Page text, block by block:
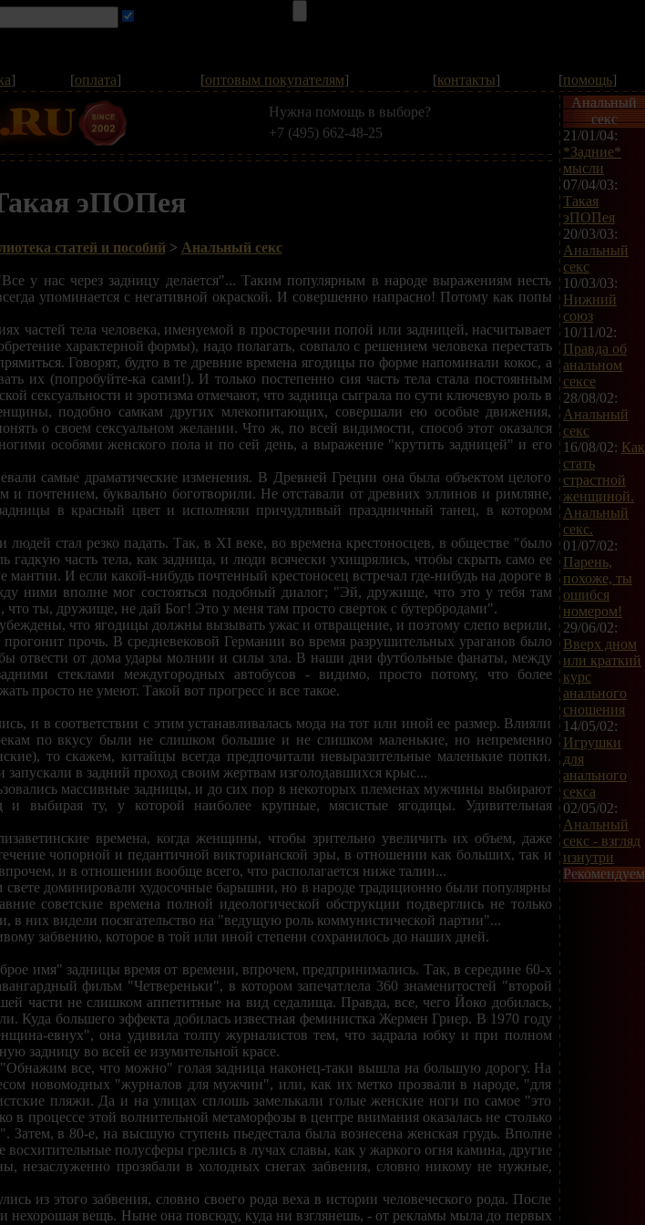
] [оплата] [оптовым покупателям] [контакты] [помощь]
Нужна помощь в выборе?
+7 (495) 662-48-25
эПОПея
статей и пособий> Анальный секс
нас через задницу делается"... Таким популярным в народе выражениям несть
упоминается с негативной окраской. И совершенно напрасно! Потому как попы
частей тела человека, именуемой в просторечии попой или задницей, насчитывает
характерной формы), надо полагать, совпало с решением человека перестать
Говорят, будто в те древние времена ягодицы по форме напоминали кокос, а
их (попробуйте-ка сами!). И только постепенно сия часть тела стала постоянным
сексуальности и эротизма отмечают, что задница сыграла по сути ключевую роль в
подобно самкам других млекопитающих, совершали ею особые движения,
о своем сексуальном желании. Что ж, по всей видимости, способ этот оказался
особями женского пола и по сей день, а выражение "крутить задницей" и его
самые драматические изменения. В Древней Греции она была объектом целого
почтением, буквально боготворили. Не отставали от древних эллинов и римляне,
в красный цвет и исполняли причудливый праздничный танец, в котором
стал резко падать. Так, в XI веке, во времена крестоносцев, в обществе "было
гадкую часть тела, как задница, и люди всячески ухищрялись, чтобы скрыть само ее
И если какой-нибудь почтенный крестоносец встречал где-нибудь на дороге в
ними вполне мог состояться подобный диалог; "Эй, дружище, что это у тебя там
ты, дружище, не дай Бог! Это у меня там просто сверток с бутербродами".
что ягодицы должны вызывать ужас и отвращение, и поэтому слепо верили,
прочь. В средневековой Германии во время разрушительных ураганов было
отвести от дома удары молнии и силы зла. В наши дни футбольные фанаты, между
стеклами междугородных автобусов - видимо, просто потому, что более
просто не умеют. Такой вот прогресс и все такое.
и в соответствии с этим устанавливалась мода на тот или иной ее размер. Влияли
по вкусу были не слишком большие и не слишком маленькие, но непременно
то скажем, китайцы всегда предпочитали невыразительные маленькие попки.
в задний проход своим жертвам изголодавшихся крыс...
массивные задницы, и до сих пор в некоторых племенах мужчины выбирают
ту, у которой наиболее крупные, мясистые ягодицы. Удивительная
времена, когда женщины, чтобы зрительно увеличить их объем, даже
чопорной и педантичной викторианской эры, в отношении как больших, так и
и в отношении вообще всего, что располагается ниже талии...
доминировали худосочные барышни, но в народе традиционно были популярны
советские времена полной идеологической обструкции подверглись не только
них видели посягательство на "ведущую роль коммунистической партии"...
забвению, которое в той или иной степени сохранилось до наших дней.
имя" задницы время от времени, впрочем, предпринимались. Так, в середине 60-х
фильм "Четвереньки", в котором запечатлела 360 знаменитостей "второй
части не слишком аппетитные на вид седалища. Правда, все, чего Йоко добилась,
Куда большего эффекта добилась известная феминистка Жермен Гриер. В 1970 году
евнух", она удивила толпу журналистов тем, что задрала юбку и при полном
задницу во всей ее изумительной красе.
все, что можно" голая задница наконец-таки вышла на большую дорогу. На
новомодных "журналов для мужчин", или, как их метко прозвали в народе, "для
пляжи. Да и на улицах сплошь замелькали голые женские ноги по самое "это
процессе этой волнительной метаморфозы в центре внимания оказалась не столько
Затем, в 80-е, на высшую ступень пьедестала была вознесена женская грудь. Вполне
восхитительные полусферы грелись в лучах славы, как у жаркого огня камина, другие
незаслуженно прозябали в холодных снегах забвения, словно никому не нужные,
из этого забвения, словно своего рода веха в истории человеческого рода. После
и нехорошая вещь. Ныне она повсюду, куда ни взглянешь, - от рекламы мыла до первых
Анальный
секс
21/01/04:
*Задние*
мысли
07/04/03:
Такая
эПОПея
20/03/03:
Анальный
секс
10/03/03:
Нижний
союз
10/11/02:
Правда об
анальном
сексе
28/08/02:
Анальный
секс
16/08/02: Как
стать
страстной
женщиной.
Анальный
секс.
01/07/02:
Парень,
похоже, ты
ошибся
номером!
29/06/02:
Вверх дном
или краткий
курс
анального
сношения
14/05/02:
Игрушки
для
анального
секса
02/05/02:
Анальный
секс - взгляд
изнутри
Рекомендуем